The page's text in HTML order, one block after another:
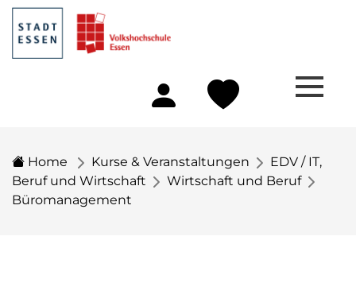
Home Kurse & Veranstaltungen
EDV / IT,
Beruf und Wirtschaft
Wirtschaft und Beruf
Büromanagement